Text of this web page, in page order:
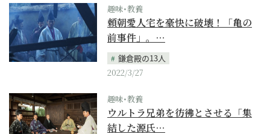
趣味･教養
頼朝愛人宅を豪快に破壊！「亀の
前事件」。…
鎌倉殿の13人
2022/3/27
趣味･教養
ウルトラ兄弟を彷彿とさせる「集
結した源氏…